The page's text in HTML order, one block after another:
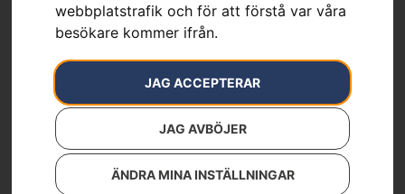
webbplatstrafik och för att förstå var våra
besökare kommer ifrån.
JAG ACCEPTERAR
JAG AVBÖJER
ÄNDRA MINA INSTÄLLNINGAR